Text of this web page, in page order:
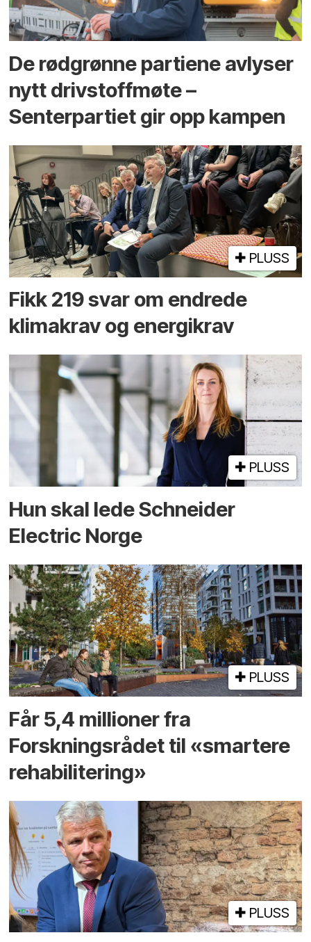
De rødgrønne partiene avlyser
nytt drivstoffmøte –
Senterpartiet gir opp kampen
PLUSS
Fikk 219 svar om endrede
klimakrav og energikrav
PLUSS
Hun skal lede Schneider
Electric Norge
PLUSS
Får 5,4 millioner fra
Forskningsrådet til «smartere
rehabilitering»
PLUSS